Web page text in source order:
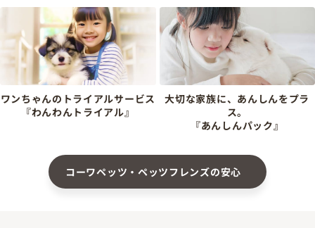
ワンちゃんのトライアルサービス
『わんわんトライアル』
大切な家族に、あんしんをプラ
ス。
『あんしんパック』
コーワペッツ・ペッツフレンズの安心